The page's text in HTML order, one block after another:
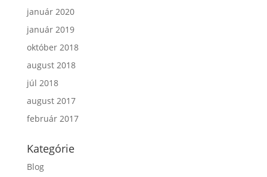
január 2020
január 2019
október 2018
august 2018
júl 2018
august 2017
február 2017
Kategórie
Blog